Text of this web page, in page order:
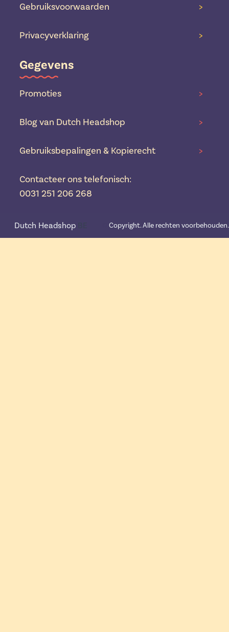
Gebruiksvoorwaarden >
Privacyverklaring >
Gegevens
Promoties >
Blog van Dutch Headshop >
Gebruiksbepalingen & Kopierecht >
Contacteer ons telefonisch:
0031 251 206 268
Dutch Headshop Copyright. Alle rechten voorbehouden.